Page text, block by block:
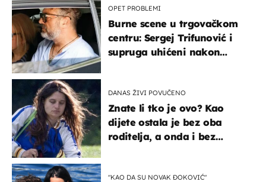
OPET PROBLEMI
Burne scene u trgovačkom
centru: Sergej Trifunović i
supruga uhićeni nakon
DANAS ŽIVI POVUČENO
Znate li tko je ovo? Kao
dijete ostala je bez oba
roditelja, a onda i bez
"KAO DA SU NOVAK ĐOKOVIĆ"